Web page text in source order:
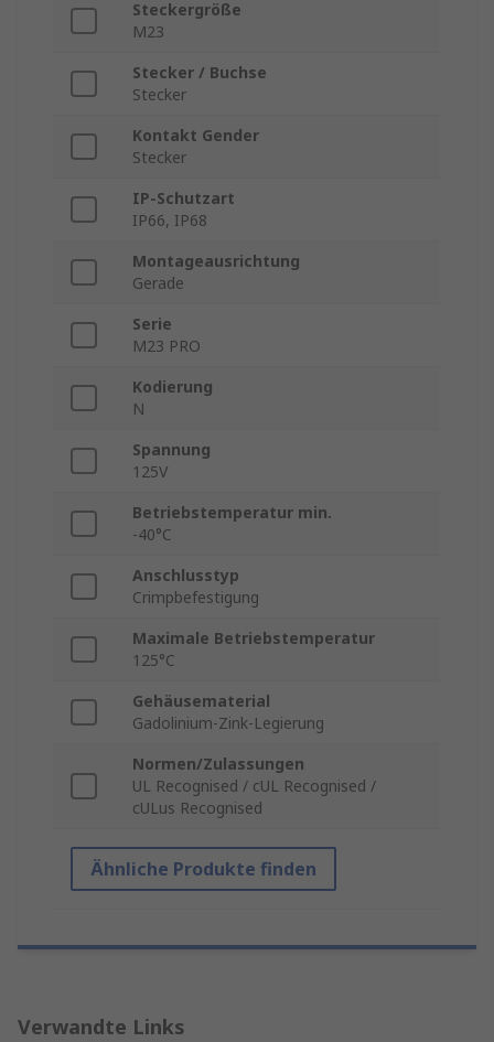
Steckergröße
M23
Stecker / Buchse
Stecker
Kontakt Gender
Stecker
IP-Schutzart
IP66, IP68
Montageausrichtung
Gerade
Serie
M23 PRO
Kodierung
N
Spannung
125V
Betriebstemperatur min.
-40°C
Anschlusstyp
Crimpbefestigung
Maximale Betriebstemperatur
125°C
Gehäusematerial
Gadolinium-Zink-Legierung
Normen/Zulassungen
UL Recognised / cUL Recognised /
cULus Recognised
Ähnliche Produkte finden
Verwandte Links